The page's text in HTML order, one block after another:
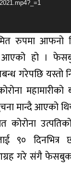
रुपमा आफनो
आएको हो ।
गरेपछि
महामारीको
मान्दै आएको
उत्पतिको
९० दिनभित्र
गरे संगै